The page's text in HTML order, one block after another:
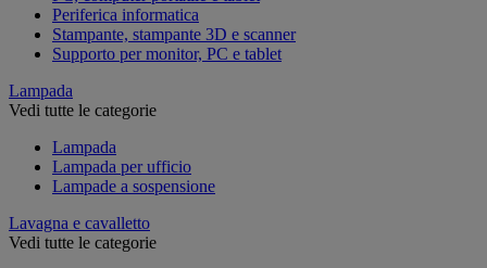
Periferica informatica
Stampante, stampante 3D e scanner
Supporto per monitor, PC e tablet
Lampada
Vedi tutte le categorie
Lampada
Lampada per ufficio
Lampade a sospensione
Lavagna e cavalletto
Vedi tutte le categorie